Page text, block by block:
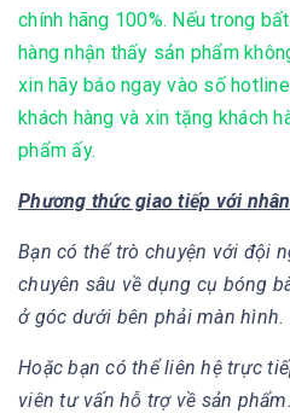
chính hãng 100%. Nếu trong
hàng nhận thấy sản phẩm
xin hãy báo ngay vào số
khách hàng và xin tặng khách
phẩm ấy.
Phương thức giao tiếp với
Bạn có thể trò chuyện với đội
chuyên sâu về dụng cụ bóng
ở góc dưới bên phải màn hình.
Hoặc bạn có thể liên hệ trực
viên tư vấn hỗ trợ về sản phẩm.